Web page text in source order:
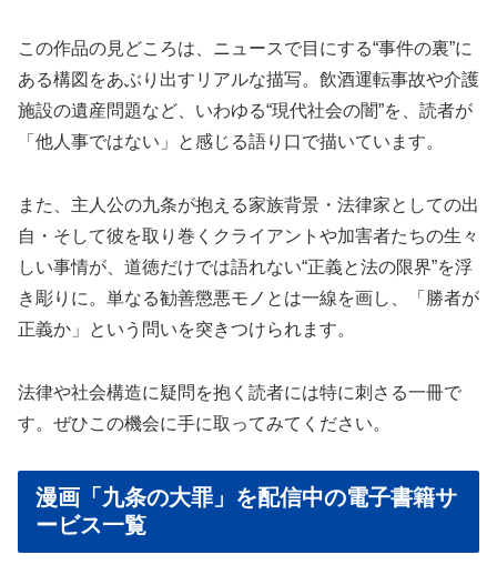
この作品の見どころは、ニュースで目にする“事件の裏”に
ある構図をあぶり出すリアルな描写。飲酒運転事故や介護
施設の遺産問題など、いわゆる“現代社会の闇”を、読者が
「他人事ではない」と感じる語り口で描いています。
また、主人公の九条が抱える家族背景・法律家としての出
自・そして彼を取り巻くクライアントや加害者たちの生々
しい事情が、道徳だけでは語れない“正義と法の限界”を浮
き彫りに。単なる勧善懲悪モノとは一線を画し、「勝者が
正義か」という問いを突きつけられます。
法律や社会構造に疑問を抱く読者には特に刺さる一冊で
す。ぜひこの機会に手に取ってみてください。
漫画「九条の大罪」を配信中の電子書籍サ
ービス一覧